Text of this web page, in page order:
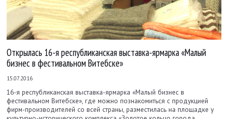
Открылась 16-я республиканская выставка-ярмарка «Малый
бизнес в фестивальном Витебске»
15.07.2016
16-я республиканская выставка-ярмарка «Малый бизнес в
фестивальном Витебске», где можно познакомиться с продукцией
фирм-производителей со всей страны, разместилась на площадке у